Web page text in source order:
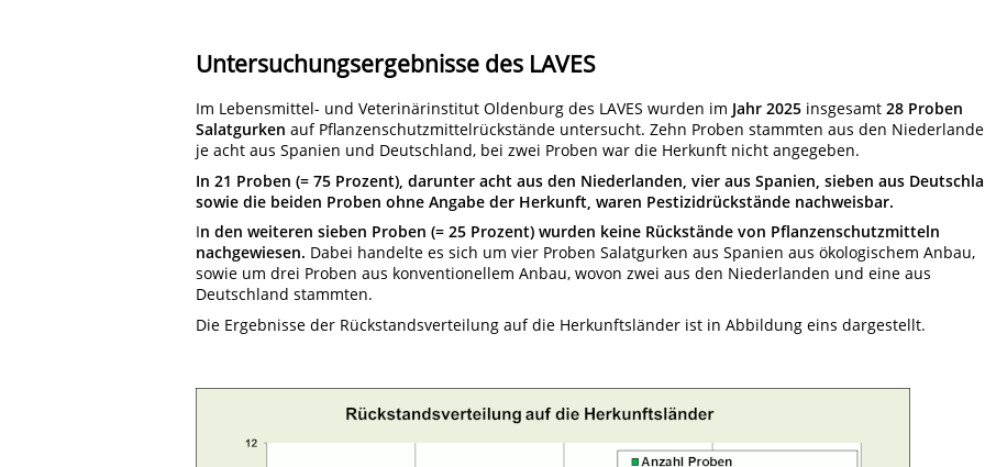
Untersuchungsergebnisse des LAVES
Im Lebensmittel- und Veterinärinstitut Oldenburg des LAVES wurden im Jahr 2025 insgesamt 28 Proben
Salatgurken auf Pflanzenschutzmittelrückstände untersucht. Zehn Proben stammten aus den
je acht aus Spanien und Deutschland, bei zwei Proben war die Herkunft nicht angegeben.
In 21 Proben (= 75 Prozent), darunter acht aus den Niederlanden, vier aus Spanien, sieben aus
sowie die beiden Proben ohne Angabe der Herkunft, waren Pestizidrückstände nachweisbar.
In den weiteren sieben Proben (= 25 Prozent) wurden keine Rückstände von Pflanzenschutzmitteln
nachgewiesen. Dabei handelte es sich um vier Proben Salatgurken aus Spanien aus ökologischem Anbau,
sowie um drei Proben aus konventionellem Anbau, wovon zwei aus den Niederlanden und eine aus
Deutschland stammten.
Die Ergebnisse der Rückstandsverteilung auf die Herkunftsländer ist in Abbildung eins dargestellt.